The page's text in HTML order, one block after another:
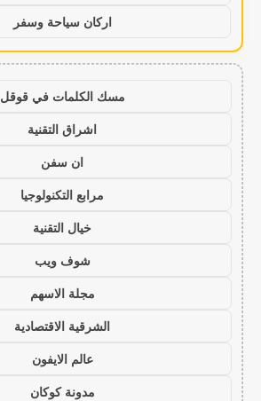
اركان سياحة وسفر
مسك الكلمات في قوقل
اشراق التقنية
ان سفن
مرابع التكنولوجيا
خيال التقنية
شوف ويب
مجلة الاسهم
الشرقية الاقتصادية
عالم الايفون
مدونة كوكان